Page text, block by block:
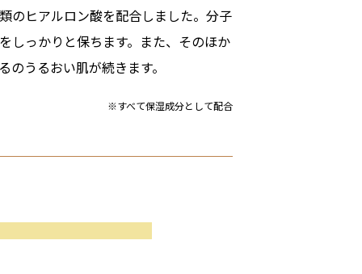
のヒアルロン酸を配合しました。分子
しっかりと保ちます。また、そのほか
うるおい肌が続きます。
※すべて保湿成分として配合